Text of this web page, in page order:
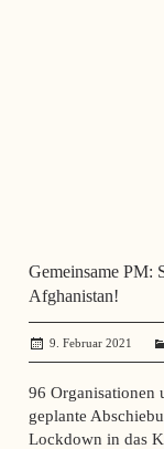
Gemeinsame PM:
Afghanistan!
9. Februar 2021
96 Organisationen
geplante
Lockdown in das